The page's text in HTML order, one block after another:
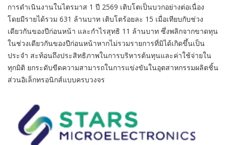
การดำเนินงานในไตรมาส 1 ปี 2569 เติบโตเป็นบวกอย่างต่อเนื่อง
โดยมีรายได้รวม 631 ล้านบาท เติบโตร้อยละ 15 เมื่อเทียบกับช่วง
เดียวกันของปีก่อนหน้า และกำไรสุทธิ 11 ล้านบาท ซึ่งพลิกจากขาดทุน
ในช่วงเดียวกันของปีก่อนหน้าหากไม่รวมรายการที่มิได้เกิดขึ้นเป็น
ประจำ สะท้อนถึงประสิทธิภาพในการบริหารต้นทุนและค่าใช้จ่ายใน
ทุกมิติ ยกระดับขีดความสามารถในการแข่งขันในอุตสาหกรรมผลิตชิ้น
ส่วนอิเล็กทรอนิกส์แบบครบวงจร